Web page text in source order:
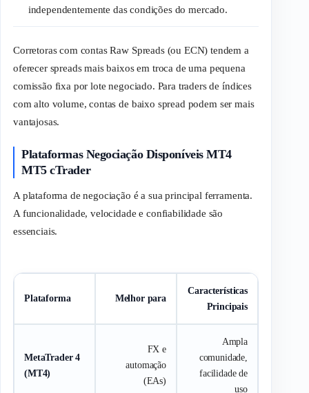
independentemente das condições do mercado.
Corretoras com contasRaw Spreads(ou ECN) tendem a
oferecer spreadsmais baixos em troca de uma pequena
comissão fixa por lote negociado. Para tradersde índices
com alto volume, contas de baixo spread podem ser mais
vantajosas.
Plataformas Negociação Disponíveis MT4
MT5 cTrader
A plataforma de negociação é a sua principal ferramenta.
A funcionalidade, velocidade e confiabilidade são
essenciais.
Plataforma Melhor para
Características
Principais
MetaTrader 4
(MT4)
FX e
automação
(EAs)
Ampla
comunidade,
facilidade de
uso